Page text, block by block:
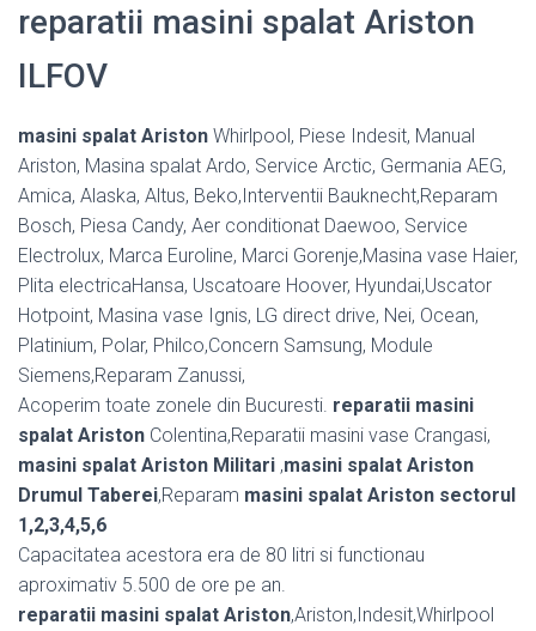
reparatii masini spalat Ariston
ILFOV
masini spalat Ariston Whirlpool, Piese Indesit, Manual
Ariston, Masina spalat Ardo, Service Arctic, Germania AEG,
Amica, Alaska, Altus, Beko,Interventii Bauknecht,Reparam
Bosch, Piesa Candy, Aer conditionat Daewoo, Service
Electrolux, Marca Euroline, Marci Gorenje,Masina vase Haier,
Plita electricaHansa, Uscatoare Hoover, Hyundai,Uscator
Hotpoint, Masina vase Ignis, LG direct drive, Nei, Ocean,
Platinium, Polar, Philco,Concern Samsung, Module
Siemens,Reparam Zanussi,
Acoperim toate zonele din Bucuresti. reparatii masini
spalat Ariston Colentina,Reparatii masini vase Crangasi,
masini spalat Ariston Militari ,masini spalat Ariston
Drumul Taberei,Reparam masini spalat Ariston sectorul
1,2,3,4,5,6
Capacitatea acestora era de 80 litri si functionau
aproximativ 5.500 de ore pe an.
reparatii masini spalat Ariston,Ariston,Indesit,Whirlpool